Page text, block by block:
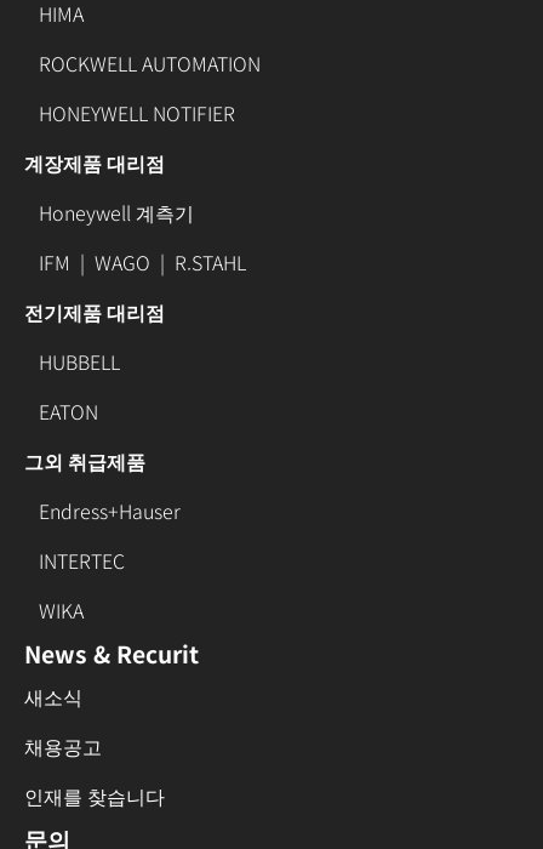
HIMA
ROCKWELL AUTOMATION
HONEYWELL NOTIFIER
계장제품 대리점
Honeywell 계측기
IFM | WAGO | R.STAHL
전기제품 대리점
HUBBELL
EATON
그외 취급제품
Endress+Hauser
INTERTEC
WIKA
News & Recurit
새소식
채용공고
인재를 찾습니다
문의